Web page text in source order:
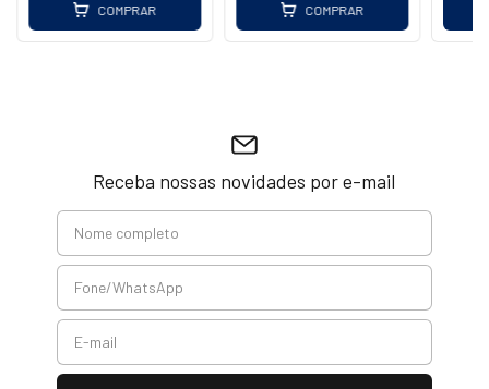
COMPRAR COMPRAR
Receba nossas novidades por e-mail